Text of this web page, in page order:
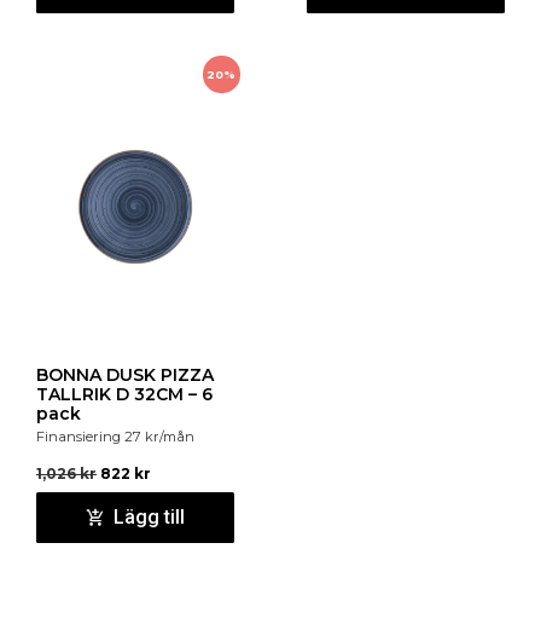
20%
BONNA DUSK PIZZA
TALLRIK D 32CM – 6
pack
Finansiering 27 kr/mån
1,026kr 822 kr
Lägg till